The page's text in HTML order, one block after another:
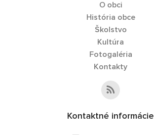
O obci
História obce
Školstvo
Kultúra
Fotogaléria
Kontakty
Kontaktné informácie